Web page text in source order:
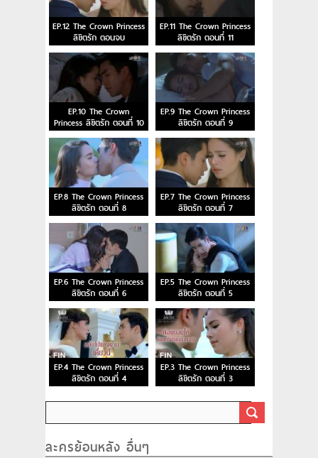
EP.12 The Crown Princess
ลิขิตรัก ตอนจบ
EP.11 The Crown Princess
ลิขิตรัก ตอนที่ 11
EP.10 The Crown
Princess ลิขิตรัก ตอนที่ 10
EP.9 The Crown Princess
ลิขิตรัก ตอนที่ 9
EP.8 The Crown Princess
ลิขิตรัก ตอนที่ 8
EP.7 The Crown Princess
ลิขิตรัก ตอนที่ 7
EP.6 The Crown Princess
ลิขิตรัก ตอนที่ 6
EP.5 The Crown Princess
ลิขิตรัก ตอนที่ 5
EP.4 The Crown Princess
ลิขิตรัก ตอนที่ 4
EP.3 The Crown Princess
ลิขิตรัก ตอนที่ 3
ละครย้อนหลัง อื่นๆ